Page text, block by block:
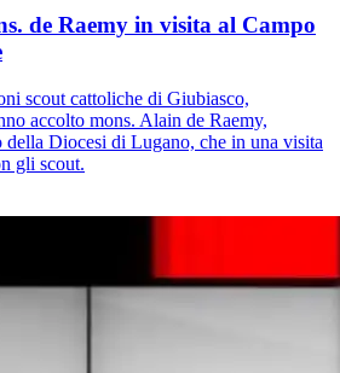
de Raemy in visita al Campo
scout cattoliche di Giubiasco,
accolto mons. Alain de Raemy,
della Diocesi di Lugano, che in una visita
gli scout.